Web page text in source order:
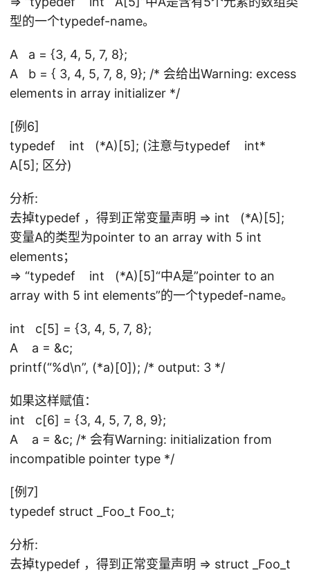
型的一个typedef-name。
A a = {3, 4, 5, 7, 8};
A b = { 3, 4, 5, 7, 8, 9}; /* 会给出Warning: excess
elements in array initializer */
[例6]
typedef int (*A)[5]; (注意与typedef int*
A[5]; 区分)
分析:
去掉typedef ，得到正常变量声明 => int (*A)[5];
变量A的类型为pointer to an array with 5 int
elements；
=> “typedef int (*A)[5]“中A是”pointer to an
array with 5 int elements”的一个typedef-name。
int c[5] = {3, 4, 5, 7, 8};
A a = &c;
printf(“%d\n”, (*a)[0]); /* output: 3 */
如果这样赋值：
int c[6] = {3, 4, 5, 7, 8, 9};
A a = &c; /* 会有Warning: initialization from
incompatible pointer type */
[例7]
typedef struct _Foo_t Foo_t;
分析:
去掉typedef ，得到正常变量声明 => struct _Foo_t